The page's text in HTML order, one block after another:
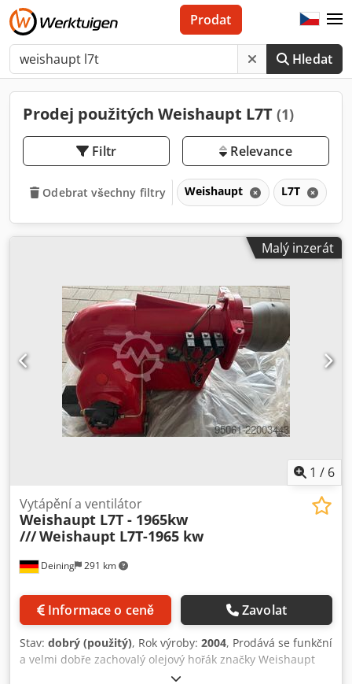
Hledat
Prodat
Prodej použitých Weishaupt L7T (1)
Filtr Relevance
Odebrat všechny filtry Weishaupt L7T
Malý inzerát
1 / 6
Deining 291 km
Vytápění a ventilátor
Weishaupt L7T - 1965kw
///Weishaupt L7T-1965 kw
Informace o ceně Zavolat
Stav: dobrý (použitý), Rok výroby: 2004, Prodává se funkční
a velmi dobře zachovalý olejový hořák značky Weishaupt
L7T-1965 kW. 1. Typ hořáku: L7T Výkon: 320–1965 kW